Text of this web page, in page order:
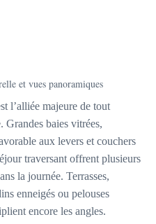
et vues panoramiques
l’alliée majeure de tout
Grandes baies vitrées,
aux levers et couchers
traversant offrent plusieurs
la journée. Terrasses,
enneigés ou pelouses
encore les angles.